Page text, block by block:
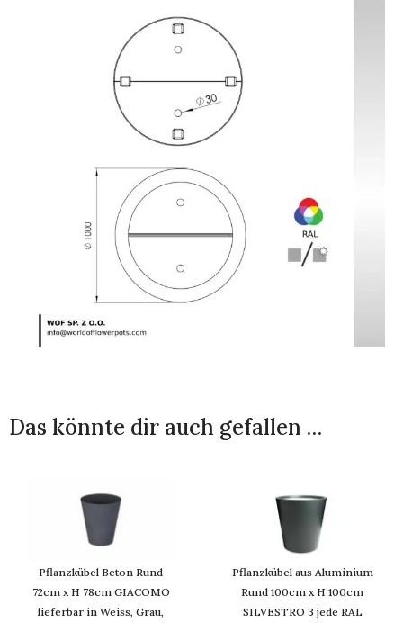
Das könnte dir auch gefallen …
Pflanzkübel Beton Rund
72cm x H 78cm GIACOMO
lieferbar in Weiss, Grau,
Pflanzkübel aus Aluminium
Rund 100cm x H 100cm
SILVESTRO 3 jede RAL